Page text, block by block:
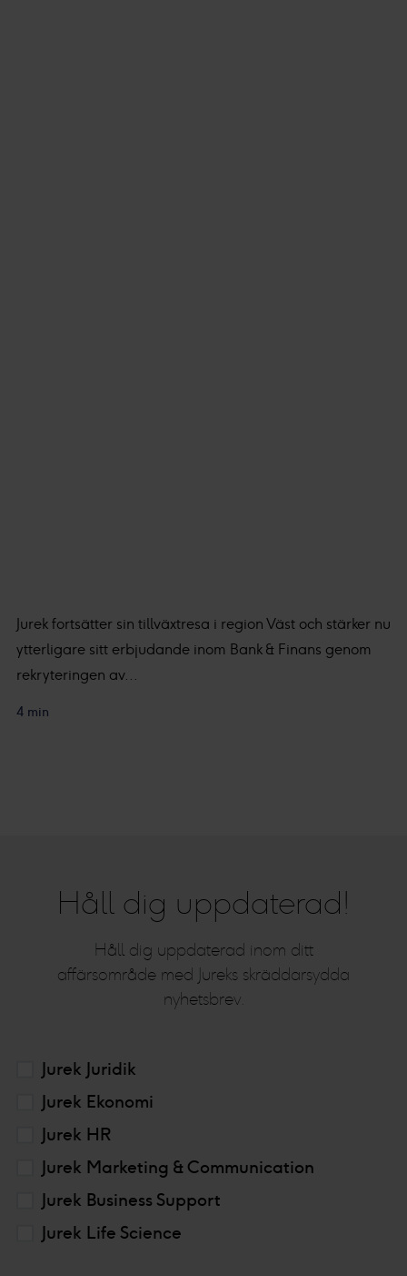
Jurek fortsätter sin tillväxtresa i region Väst och stärker nu
ytterligare sitt erbjudande inom Bank & Finans genom
rekryteringen av...
4 min
Håll dig uppdaterad!
Håll dig uppdaterad inom ditt
affärsområde med Jureks skräddarsydda
nyhetsbrev.
Jurek Juridik
Jurek Ekonomi
Jurek HR
Jurek Marketing & Communication
Jurek Business Support
Jurek Life Science